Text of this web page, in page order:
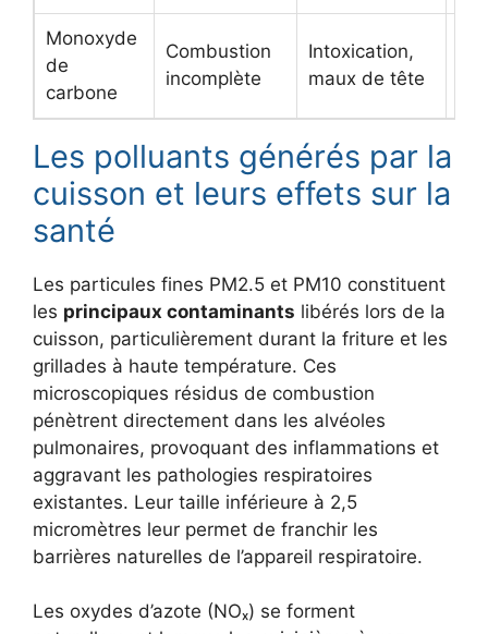
Monoxyde
de
carbone
Combustion
incomplète
Intoxication,
maux de tête
Les polluants générés par la
cuisson et leurs effets sur la
santé
Les particules fines PM2.5 et PM10 constituent
les principaux contaminants libérés lors de la
cuisson, particulièrement durant la friture et les
grillades à haute température. Ces
microscopiques résidus de combustion
pénètrent directement dans les alvéoles
pulmonaires, provoquant des inflammations et
aggravant les pathologies respiratoires
existantes. Leur taille inférieure à 2,5
micromètres leur permet de franchir les
barrières naturelles de l’appareil respiratoire.
Les oxydes d’azote (NOₓ) se forment